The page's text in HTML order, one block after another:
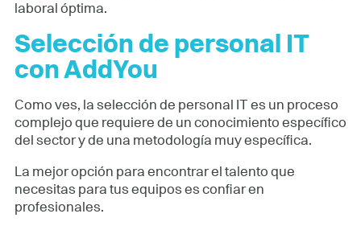
laboral óptima.
Selección de personal IT
con AddYou
Como ves, la selección de personal IT es un proceso
complejo que requiere de un conocimiento específico
del sector y de una metodología muy específica.
La mejor opción para encontrar el talento que
necesitas para tus equipos es confiar en
profesionales.